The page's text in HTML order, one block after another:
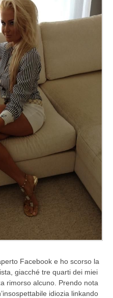
Facebook e ho scorso la
giacché tre quarti dei miei
rimorso alcuno. Prendo nota
idiozia linkando